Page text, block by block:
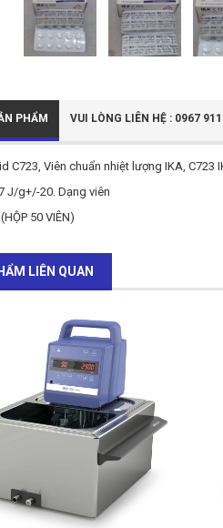
PHẨM VUI LÒNG LIÊN HỆ : 0967
C723, Viên chuẩn nhiệt lượng IKA, C723
J/g+/-20. Dạng viên
50 VIÊN)
LIÊN QUAN